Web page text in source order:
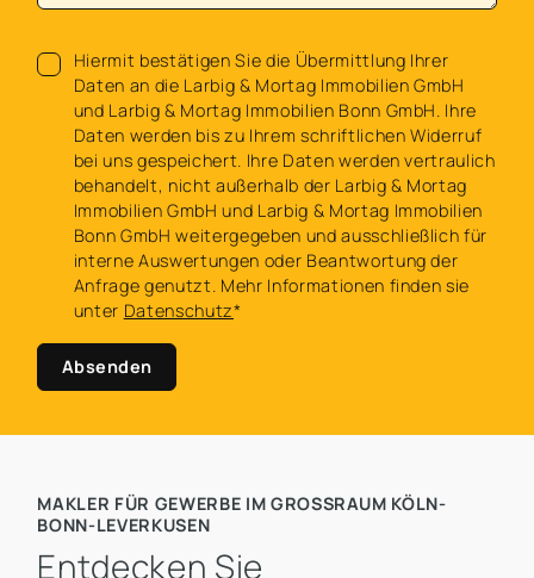
Hiermit bestätigen Sie die Übermittlung Ihrer
Daten an die Larbig & Mortag Immobilien GmbH
und Larbig & Mortag Immobilien Bonn GmbH. Ihre
Daten werden bis zu Ihrem schriftlichen Widerruf
bei uns gespeichert. Ihre Daten werden vertraulich
behandelt, nicht außerhalb der Larbig & Mortag
Immobilien GmbH und Larbig & Mortag Immobilien
Bonn GmbH weitergegeben und ausschließlich für
interne Auswertungen oder Beantwortung der
Anfrage genutzt. Mehr Informationen finden sie
unter Datenschutz*
Absenden
MAKLER FÜR GEWERBE IM GROSSRAUM KÖLN-B
ONN-LEVERKUSEN
Entdecken Sie